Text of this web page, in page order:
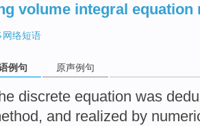
volume integral equation
网络短语
例句 原声例句
discrete equation was
, and realized by